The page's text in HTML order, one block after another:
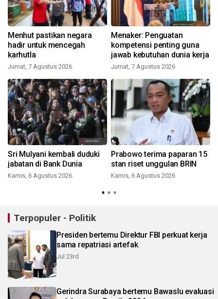
Menhut pastikan negara
hadir untuk mencegah
karhutla
Jumat, 7 Agustus 2026
Menaker: Penguatan
kompetensi penting guna
jawab kebutuhan dunia kerja
Jumat, 7 Agustus 2026
Sri Mulyani kembali duduki
jabatan di Bank Dunia
Kamis, 6 Agustus 2026
Prabowo terima paparan 15
stan riset unggulan BRIN
Kamis, 6 Agustus 2026
Terpopuler - Politik
Presiden bertemu Direktur FBI perkuat kerja
sama repatriasi artefak
Jul 23rd
Gerindra Surabaya bertemu Bawaslu evaluasi